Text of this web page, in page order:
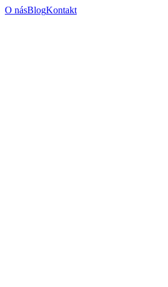
O násBlogKontakt